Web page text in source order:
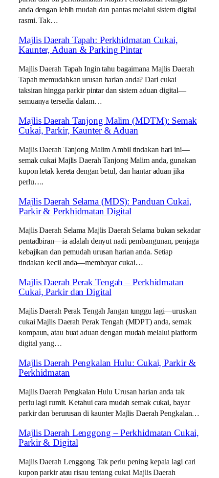
anda dengan lebih mudah dan pantas melalui sistem digital
rasmi. Tak…
Majlis Daerah Tapah: Perkhidmatan Cukai,
Kaunter, Aduan & Parking Pintar
Majlis Daerah Tapah Ingin tahu bagaimana Majlis Daerah
Tapah memudahkan urusan harian anda? Dari cukai
taksiran hingga parkir pintar dan sistem aduan digital—
semuanya tersedia dalam…
Majlis Daerah Tanjong Malim (MDTM): Semak
Cukai, Parkir, Kaunter & Aduan
Majlis Daerah Tanjong Malim Ambil tindakan hari ini—
semak cukai Majlis Daerah Tanjong Malim anda, gunakan
kupon letak kereta dengan betul, dan hantar aduan jika
perlu….
Majlis Daerah Selama (MDS): Panduan Cukai,
Parkir & Perkhidmatan Digital
Majlis Daerah Selama Majlis Daerah Selama bukan sekadar
pentadbiran—ia adalah denyut nadi pembangunan, penjaga
kebajikan dan pemudah urusan harian anda. Setiap
tindakan kecil anda—membayar cukai…
Majlis Daerah Perak Tengah – Perkhidmatan
Cukai, Parkir dan Digital
Majlis Daerah Perak Tengah Jangan tunggu lagi—uruskan
cukai Majlis Daerah Perak Tengah (MDPT) anda, semak
kompaun, atau buat aduan dengan mudah melalui platform
digital yang…
Majlis Daerah Pengkalan Hulu: Cukai, Parkir &
Perkhidmatan
Majlis Daerah Pengkalan Hulu Urusan harian anda tak
perlu lagi rumit. Ketahui cara mudah semak cukai, bayar
parkir dan berurusan di kaunter Majlis Daerah Pengkalan…
Majlis Daerah Lenggong – Perkhidmatan Cukai,
Parkir & Digital
Majlis Daerah Lenggong Tak perlu pening kepala lagi cari
kupon parkir atau risau tentang cukai Majlis Daerah